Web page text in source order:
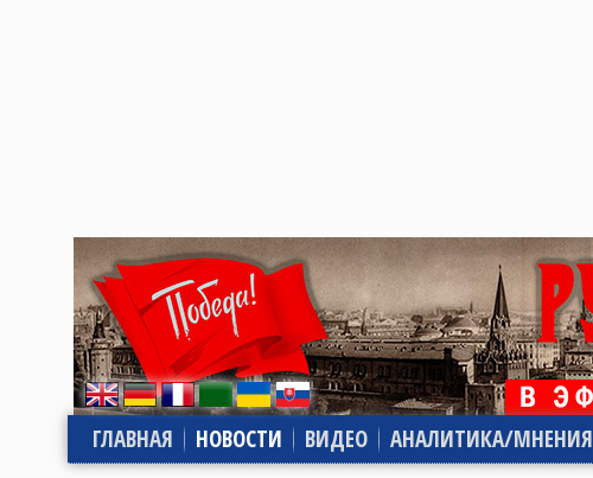
ГЛАВНАЯ НОВОСТИ ВИДЕО АНАЛИТИКА/МНЕНИЯ